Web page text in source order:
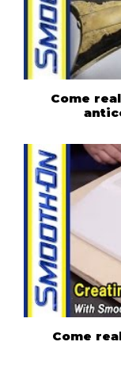
Come
Come